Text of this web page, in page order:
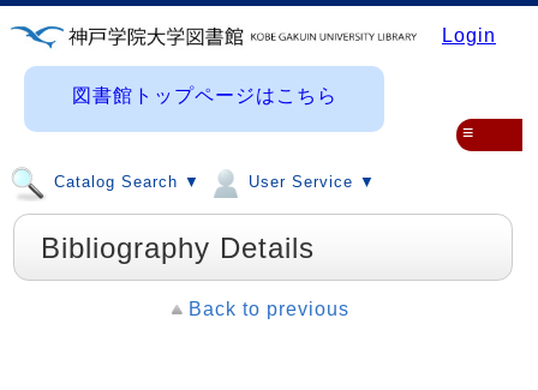
Login
図書館トップページはこちら
Catalog Search ▼ User Service ▼
≡
Bibliography Details
Back to previous